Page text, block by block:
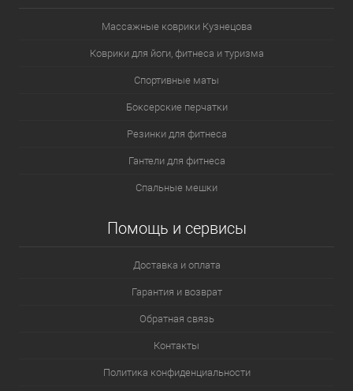
Массажные коврики Кузнецова
Коврики для йоги, фитнеса и туризма
Спортивные маты
Боксерские перчатки
Резинки для фитнеса
Гантели для фитнеса
Спальные мешки
Помощь и сервисы
Доставка и оплата
Гарантия и возврат
Обратная связь
Контакты
Политика конфиденциальности